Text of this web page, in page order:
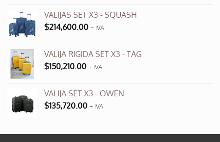
VALIJAS SET X3 - SQUASH
$214,600.00 + IVA
VALIJA RIGIDA SET X3 - TAG
$150,210.00 + IVA
VALIJA SET X3 - OWEN
$135,720.00 + IVA